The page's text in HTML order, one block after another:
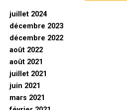
juillet 2024
décembre 2023
décembre 2022
août 2022
août 2021
juillet 2021
juin 2021
mars 2021